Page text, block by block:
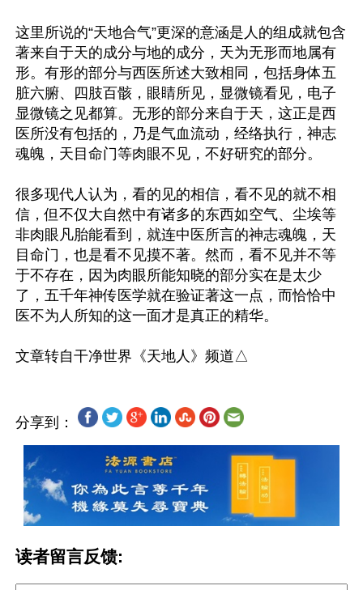
这里所说的“天地合气”更深的意涵是人的组成就包含
著来自于天的成分与地的成分，天为无形而地属有
形。有形的部分与西医所述大致相同，包括身体五
脏六腑、四肢百骸，眼睛所见，显微镜看见，电子
显微镜之见都算。无形的部分来自于天，这正是西
医所没有包括的，乃是气血流动，经络执行，神志
魂魄，天目命门等肉眼不见，不好研究的部分。
很多现代人认为，看的见的相信，看不见的就不相
信，但不仅大自然中有诸多的东西如空气、尘埃等
非肉眼凡胎能看到，就连中医所言的神志魂魄，天
目命门，也是看不见摸不著。然而，看不见并不等
于不存在，因为肉眼所能知晓的部分实在是太少
了，五千年神传医学就在验证著这一点，而恰恰中
医不为人所知的这一面才是真正的精华。
分享到：
读者留言反馈: